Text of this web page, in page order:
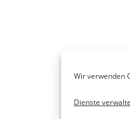
Wir verwenden
Dienste